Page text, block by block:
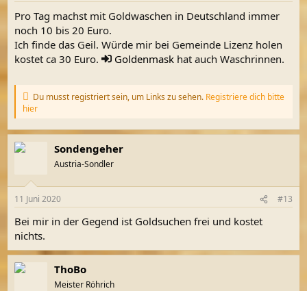
Pro Tag machst mit Goldwaschen in Deutschland immer
noch 10 bis 20 Euro.
Ich finde das Geil. Würde mir bei Gemeinde Lizenz holen
kostet ca 30 Euro.
Goldenmask hat auch Waschrinnen.
Du musst registriert sein, um Links zu sehen. Registriere dich bitte
hier
Sondengeher
Austria-Sondler
11 Juni 2020 #13
Bei mir in der Gegend ist Goldsuchen frei und kostet
nichts.
ThoBo
Meister Röhrich